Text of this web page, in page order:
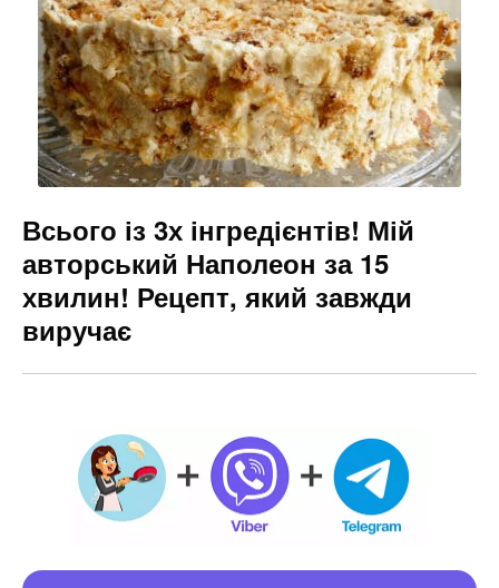
Всього із 3х інгредієнтів! Мій
авторський Наполеон за 15
хвилин! Рецепт, який завжди
виручає